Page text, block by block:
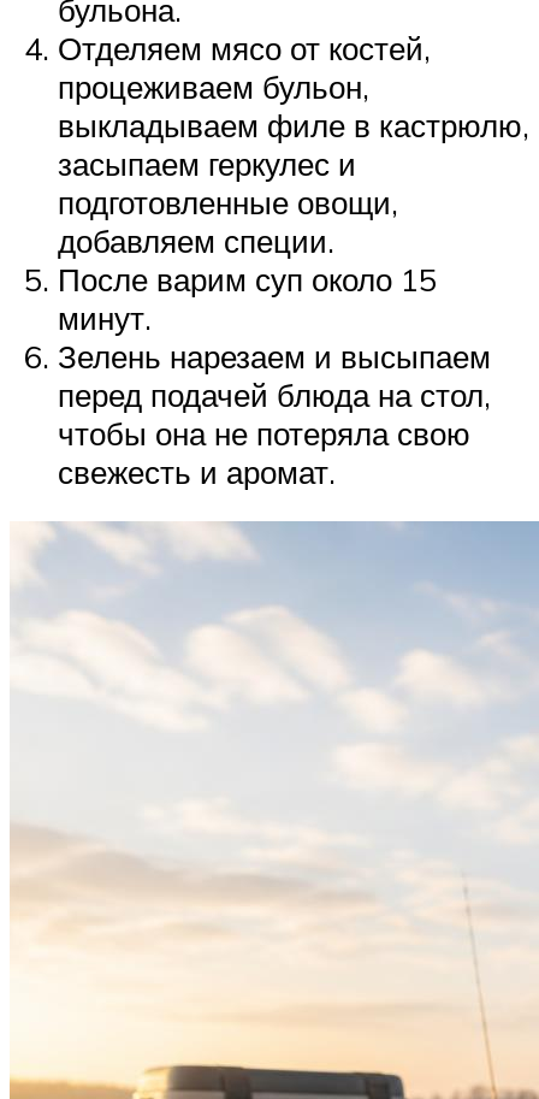
бульона.
Отделяем мясо от костей,
процеживаем бульон,
выкладываем филе в кастрюлю,
засыпаем геркулес и
подготовленные овощи,
добавляем специи.
После варим суп около 15
минут.
Зелень нарезаем и высыпаем
перед подачей блюда на стол,
чтобы она не потеряла свою
свежесть и аромат.